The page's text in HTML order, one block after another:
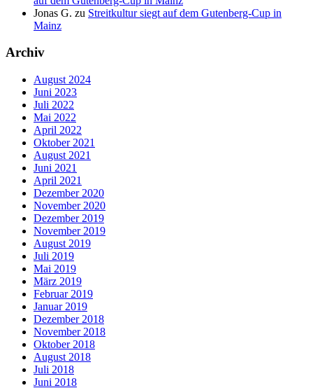
Jonas G. zu Streitkultur siegt auf dem Gutenberg-Cup in
Mainz
Archiv
August 2024
Juni 2023
Juli 2022
Mai 2022
April 2022
Oktober 2021
August 2021
Juni 2021
April 2021
Dezember 2020
November 2020
Dezember 2019
November 2019
August 2019
Juli 2019
Mai 2019
März 2019
Februar 2019
Januar 2019
Dezember 2018
November 2018
Oktober 2018
August 2018
Juli 2018
Juni 2018